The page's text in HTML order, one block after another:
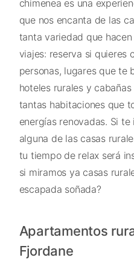
chimenea es una
que nos encanta de las
tanta variedad que
viajes: reserva si quieres
personas, lugares que te
hoteles rurales y
tantas habitaciones que
energías renovadas. Si
alguna de las casas
tu tiempo de relax será
si miramos ya casas
escapada soñada?
Apartamentos
Fjordane